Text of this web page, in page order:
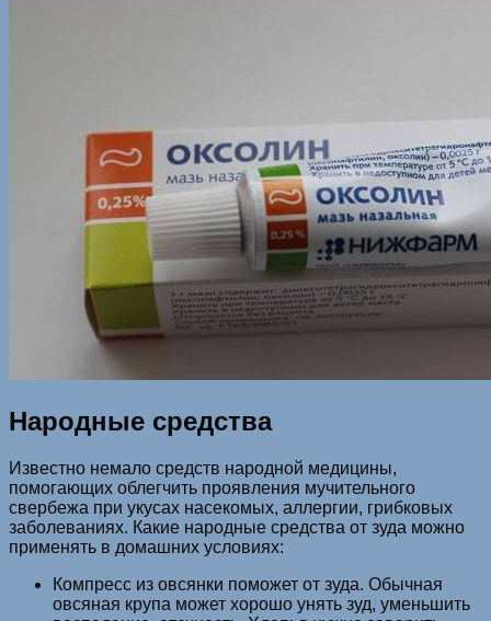
Народные средства­
Известно немало средств народной медицины,
помогающих облегчить проявления мучительного
свербежа при укусах насекомых, аллергии, грибковых
заболеваниях. Какие народные средства от зуда можно
применять в домашних условиях:
Компресс из овсянки поможет от зуда. Обычная
овсяная крупа может хорошо унять зуд, уменьшить